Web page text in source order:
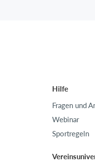
Hilfe
Fragen und
Webinar
Sportregeln